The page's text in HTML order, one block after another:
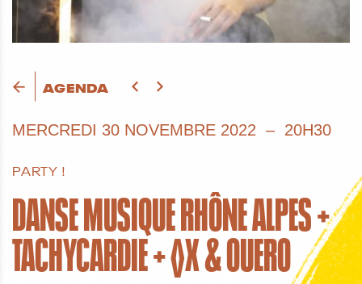
AGENDA
MERCREDI 30 NOVEMBRE 2022 20H30
PARTY !
DANSE MUSIQUE RHÔNE ALPES +
TACHYCARDIE + ◊X & OUERO